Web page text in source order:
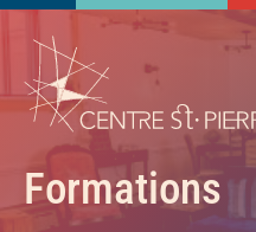
Formations
FILTRER LES
Offert par